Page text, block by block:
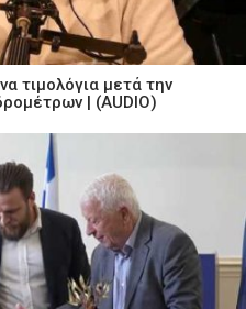
τιμολόγια μετά την
| (AUDIO)